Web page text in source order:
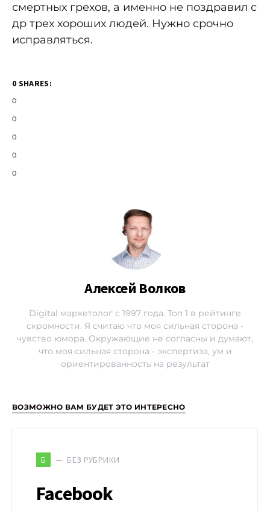
смертных грехов, а именно не поздравил с
др трех хороших людей. Нужно срочно
исправляться.
0 SHARES:
0
0
0
0
0
Алексей Волков
Digital маркетолог с 1997 года. Топ 1 в рейтинге
скромности. Я считаю что моя сильная сторона -
чувство юмора. Окружающие не согласны и думают,
что моя сильная сторона - экспертиза, ум и
ориентированность на результат
ВОЗМОЖНО ВАМ БУДЕТ ЭТО ИНТЕРЕСНО
Б БЕЗ РУБРИКИ
Facebook